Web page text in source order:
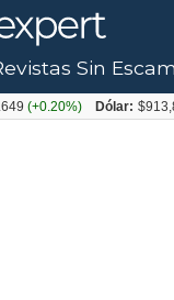
Sin
Dólar: $913,86